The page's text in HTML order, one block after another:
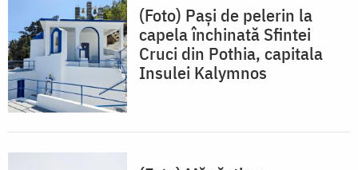
(Foto) Pași de pelerin la
capela închinată Sfintei
Cruci din Pothia, capitala
Insulei Kalymnos